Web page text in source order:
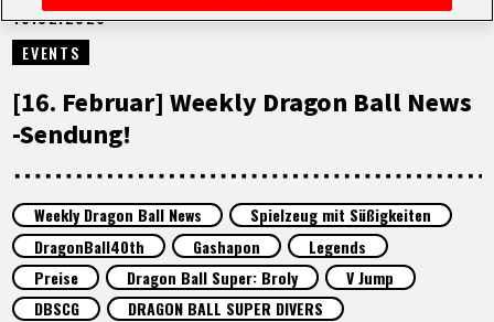
NEUES
HIGHLIGHTS
VIDEOS
SPECIALS
INFOS
16.02.2026
EVENTS
[16. Februar] Weekly Dragon Ball News
-Sendung!
Weekly Dragon Ball News
Spielzeug mit Süßigkeiten
DragonBall40th
Gashapon
Legends
Preise
Dragon Ball Super: Broly
V Jump
DBSCG
DRAGON BALL SUPER DIVERS